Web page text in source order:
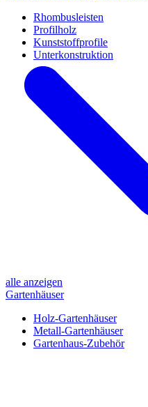
alle anzeigen
Gartenhäuser
Holz-Gartenhäuser
Metall-Gartenhäuser
Gartenhaus-Zubehör
Rhombusleisten
Profilholz
Kunststoffprofile
Unterkonstruktion